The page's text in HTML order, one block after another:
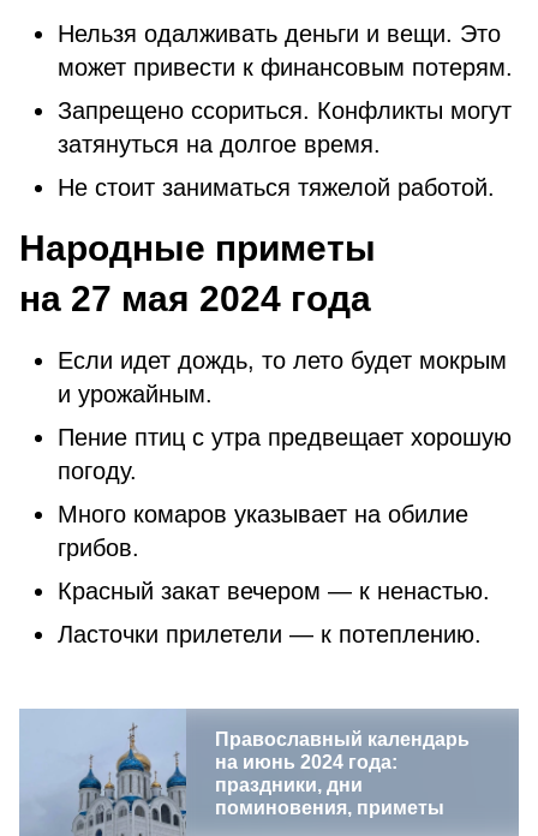
Нельзя одалживать деньги и вещи. Это
может привести к финансовым потерям.
Запрещено ссориться. Конфликты могут
затянуться на долгое время.
Не стоит заниматься тяжелой работой.
Народные приметы
на 27 мая 2024 года
Если идет дождь, то лето будет мокрым
и урожайным.
Пение птиц с утра предвещает хорошую
погоду.
Много комаров указывает на обилие
грибов.
Красный закат вечером — к ненастью.
Ласточки прилетели — к потеплению.
Православный календарь
на июнь 2024 года:
праздники, дни
поминовения, приметы